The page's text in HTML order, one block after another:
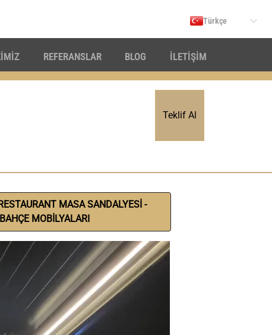
Türkçe
REFERANSLAR BLOG İLETİŞİM
Teklif Al
MASA SANDALYESİ -
MOBİLYALARI